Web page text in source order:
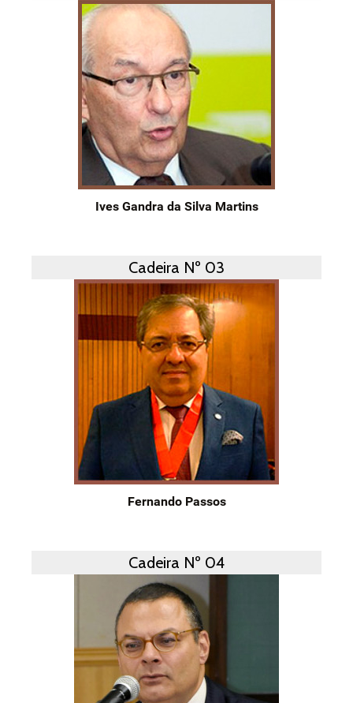
Ives Gandra da Silva Martins
Cadeira Nº 03
Fernando Passos
Cadeira Nº 04